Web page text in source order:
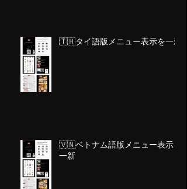
🇹🇭タイ語版メニュー表示を一新
🇻🇳ベトナム語版メニュー表示を
一新